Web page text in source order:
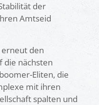
der
Amtseid
den
die nächsten
Eliten, die
mit ihren
spalten und